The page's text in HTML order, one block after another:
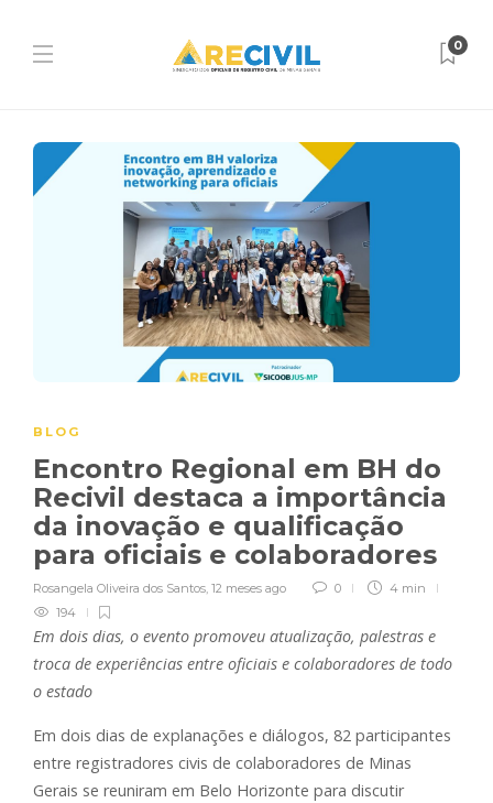
0
BLOG
Encontro Regional em BH do
Recivil destaca a importância
da inovação e qualificação
para oficiais e colaboradores
Rosangela Oliveira dos Santos, 12 meses ago 0
4 min
194
Em dois dias, o evento promoveu atualização, palestras e
troca de experiências entre oficiais e colaboradores de todo
o estado
Em dois dias de explanações e diálogos, 82 participantes
entre registradores civis de colaboradores de Minas
Gerais se reuniram em Belo Horizonte para discutir